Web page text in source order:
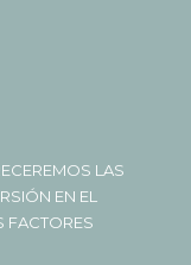
LAS
EN EL
FACTORES